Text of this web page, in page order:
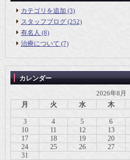
カテゴリを追加 (3)
スタッフブログ (252)
有名人 (8)
治療について (7)
カレンダー
2026年8月
月
火 水 木
3
4 5 6
10
11 12 13
17
18 19 20
24
25 26 27
31